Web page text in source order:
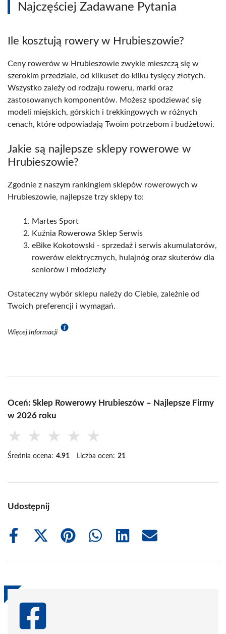
Najczęściej Zadawane Pytania
Ile kosztują rowery w Hrubieszowie?
Ceny rowerów w Hrubieszowie zwykle mieszczą się w
szerokim przedziale, od kilkuset do kilku tysięcy złotych.
Wszystko zależy od rodzaju roweru, marki oraz
zastosowanych komponentów. Możesz spodziewać się
modeli miejskich, górskich i trekkingowych w różnych
cenach, które odpowiadają Twoim potrzebom i budżetowi.
Jakie są najlepsze sklepy rowerowe w
Hrubieszowie?
Zgodnie z naszym rankingiem sklepów rowerowych w
Hrubieszowie, najlepsze trzy sklepy to:
Martes Sport
Kuźnia Rowerowa Sklep Serwis
eBike Kokotowski - sprzedaż i serwis akumulatorów,
rowerów elektrycznych, hulajnóg oraz skuterów dla
seniorów i młodzieży
Ostateczny wybór sklepu należy do Ciebie, zależnie od
Twoich preferencji i wymagań.
Więcej Informacji
Oceń: Sklep Rowerowy Hrubieszów – Najlepsze Firmy
w 2026 roku
★ ★ ★ ★ ★
Średnia ocena: 4.91 Liczba ocen: 21
Udostępnij
Share
Share
(Twitter)
Share
Share
Share
Share